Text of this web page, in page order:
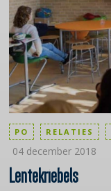
Lentekriebels
PO RELATIES
04 december 2018